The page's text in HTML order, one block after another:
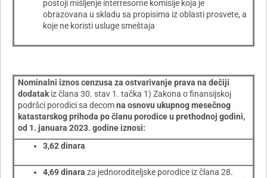
postoji mišljenje interresorne komisije koja je
obrazovana u skladu sa propisima iz oblasti prosvete, a
koje ne koristi usluge smeštaja
Nominalni iznos cenzusa za ostvarivanje prava na dečiji
dodatakiz člana 30. stav 1. tačka 1) Zakona o finansijskoj
podršci porodici sa decomna osnovu ukupnog mesečnog
katastarskog prihoda po članu porodice u prethodnoj godini,
od 1. januara 2023. godine iznosi:
3,62 dinara
4,69 dinara za jednoroditeljske porodice iz člana 28.